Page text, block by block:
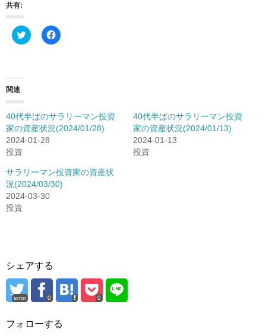
共有:
ク
リ
t
e
r
で
共
し
い
ウ
ィ
)
F
a
す
る
に
ク
し
て
ド
ウ
で
開
ま
す
関連
40代半ばのサラリーマン投資
家の資産状況(2024/01/28)
2024-01-28
投資
40代半ばのサラリーマン投資
家の資産状況(2024/01/13)
2024-01-13
投資
サラリーマン投資家の資産状
況(2024/03/30)
2024-03-30
投資
シェアする
error 0 0
フォローする